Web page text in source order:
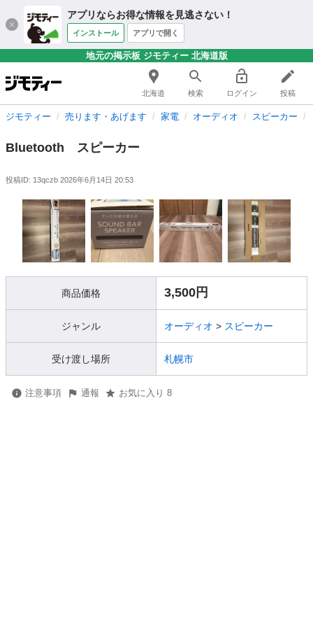
アプリならお得な情報を見逃さない！
インストール アプリで開く
地元の掲示板 ジモティー 北海道版
北海道 検索 ログイン 投稿
ジモティー 売ります・あげます 家電 オーディオ スピーカー
Bluetooth スピーカー
投稿ID: 13qczb 2026年6月14日 20:53
商品価格 3,500円
ジャンル オーディオ > スピーカー
受け渡し場所 札幌市
注意事項 通報 お気に入り 8